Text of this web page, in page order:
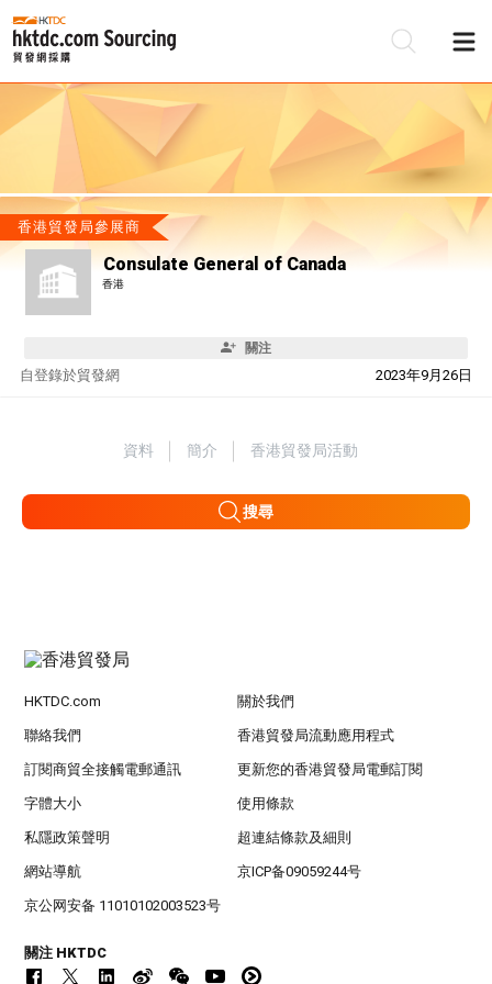
香港貿發局參展商
Consulate General of Canada
香港
關注
自 2023年9月26日
登錄於貿發網
資料 簡介 香港貿發局活動
搜尋
HKTDC.com 關於我們
聯絡我們 香港貿發局流動應用程式
訂閱商貿全接觸電郵通訊 更新您的香港貿發局電郵訂閱
字體大小 使用條款
私隱政策聲明 超連結條款及細則
網站導航 京ICP备09059244号
京公网安备 11010102003523号
關注 HKTDC